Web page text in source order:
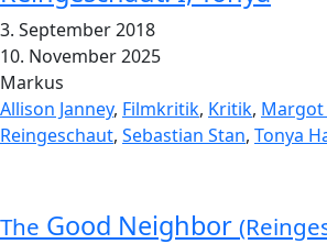
3. September 2018
10. November 2025
Markus
Allison Janney, Filmkritik, Kritik, Margot
Reingeschaut, Sebastian Stan, Tonya
The Good Neighbor